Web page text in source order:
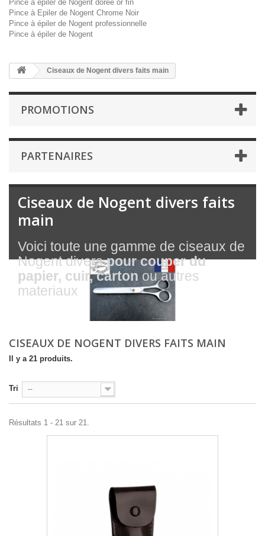
Pince à épiler de Nogent dorée or fin
Pince à Epiler de Nogent Chrome Noir
Pince à épiler de Nogent professionnelle
Pince à épiler de Nogent
Ciseaux de Nogent divers faits main
PROMOTIONS
PARTENAIRES
Ciseaux de Nogent divers faits
main
Voici toute une gamme de ciseaux de
Nogent diverspour couper du
papier, cuir, carton ou autres
materiaux
CISEAUX DE NOGENT DIVERS FAITS MAIN
Il y a 21 produits.
Tri --
Résultats 1 - 21 sur 21.